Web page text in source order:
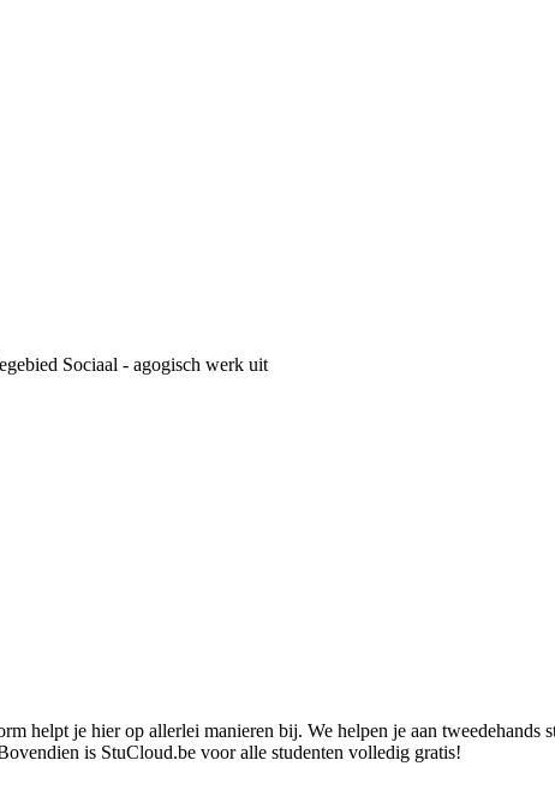
Sociaal - agogisch werk uit
helpt je hier op allerlei manieren bij. We helpen je aan tweedehands
is StuCloud.be voor alle studenten volledig gratis!